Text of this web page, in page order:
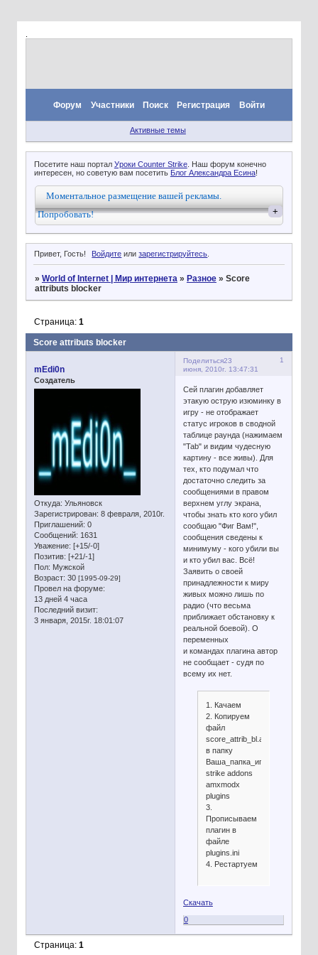
Форум Участники Поиск Регистрация Войти
Активные темы
Посетите наш портал Уроки Counter Strike. Наш форум конечно
интересен, но советую вам посетить Блог Александра Есина!
Моментальное размещение вашей рекламы.
Попробовать!
+
Привет, Гость! Войдите илизарегистрируйтесь.
» World of Internet | Мир интернета » Разное » Score
attributs blocker
Score attributs blocker
Страница: 1
Поделиться 1
23
июня, 2010г. 13:47:31
mEdi0n
Создатель
Откуда: Ульяновск
Зарегистрирован: 8 февраля, 2010г.
Приглашений: 0
Сообщений: 1631
Уважение: [+15/-0]
Позитив: [+21/-1]
Пол: Мужской
Возраст: 30 [1995-09-29]
Провел на форуме:
13 дней 4 часа
Последний визит:
3 января, 2015г. 18:01:07
Сей плагин добавляет
этакую острую изюминку в
игру - не отображает
статус игроков в сводной
таблице раунда (нажимаем
"Tab" и видим чудесную
картину - все живы). Для
тех, кто подумал что
достаточно следить за
сообщениями в правом
верхнем углу экрана,
чтобы знать кто кого убил
сообщаю "Фиг Вам!",
сообщения сведены к
минимуму - кого убили вы
и кто убил вас. Всё!
Заявить о своей
принадлежности к миру
живых можно лишь по
радио (что весьма
приближает обстановку к
реальной боевой). О
переменных
и командах плагина автор
не сообщает - судя по
всему их нет.
1. Качаем
2. Копируем
файл
score_attrib_bl.amxx
в папку
Ваша_папка_игры
strike addons
amxmodx
plugins
3.
Прописываем
плагин в
файле
plugins.ini
4. Рестартуем
Скачать
0
Страница: 1